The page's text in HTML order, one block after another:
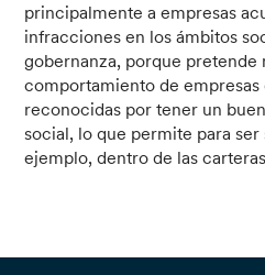
principalmente a empresas
infracciones en los ámbitos
gobernanza, porque pretende
comportamiento de empresas
reconocidas por tener un
social, lo que permite para
ejemplo, dentro de las